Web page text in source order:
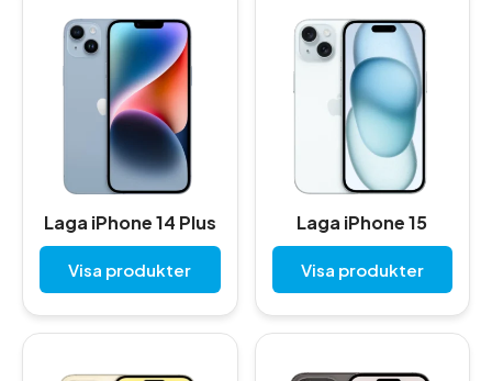
Laga iPhone 14 Plus
Visa produkter
Laga iPhone 15
Visa produkter